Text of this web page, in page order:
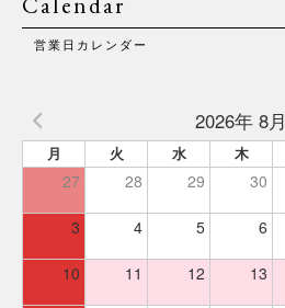
営業日カレンダー
2026年 8月
月 火 水 木
27 28 29 30
3 4 5 6
10 11 12 13